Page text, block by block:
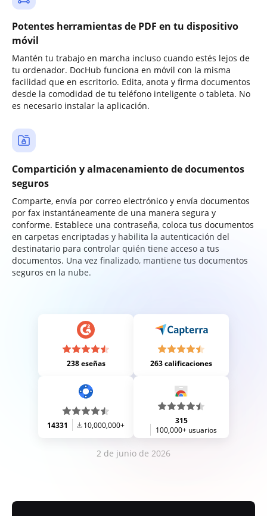
Potentes herramientas de PDF en tu dispositivo
móvil
Mantén tu trabajo en marcha incluso cuando estés lejos de
tu ordenador. DocHub funciona en móvil con la misma
facilidad que en escritorio. Edita, anota y firma documentos
desde la comodidad de tu teléfono inteligente o tableta. No
es necesario instalar la aplicación.
Compartición y almacenamiento de documentos
seguros
Comparte, envía por correo electrónico y envía documentos
por fax instantáneamente de una manera segura y
conforme. Establece una contraseña, coloca tus documentos
en carpetas encriptadas y habilita la autenticación del
destinatario para controlar quién tiene acceso a tus
documentos. Una vez finalizado, mantiene tus documentos
seguros en la nube.
238 eseñas 263 calificaciones
14331 10,000,000+
315
100,000+ usuarios
2 de junio de 2026